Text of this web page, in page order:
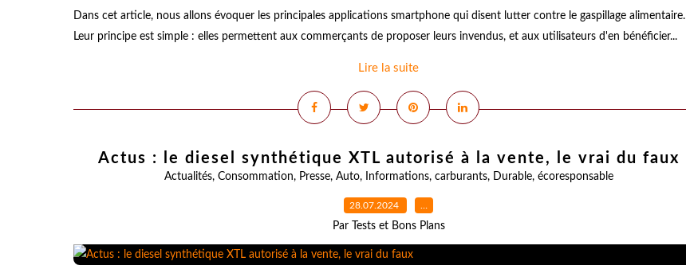
Dans cet article, nous allons évoquer les principales applications smartphone qui disent lutter contre le gaspillage alimentaire.
Leur principe est simple : elles permettent aux commerçants de proposer leurs invendus, et aux utilisateurs d'en bénéficier...
Lire la suite
Actus : le diesel synthétique XTL autorisé à la vente, le vrai du faux
Actualités, Consommation, Presse, Auto, Informations, carburants, Durable, écoresponsable
28.07.2024 …
Par Tests et Bons Plans